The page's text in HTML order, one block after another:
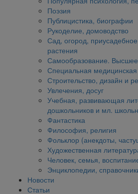
Поэзия
Публицистика, биографии
Рукоделие, домоводство
Сад, огород,
растения
Самообразование.
Специальная медицинская
Строительство, дизайн и
Увлечения, досуг
Учебная, развивающая
дошкольников и мл.
Фантастика
Философия, религия
Фольклор (анекдоты,
Художественная
Человек, семья,
Энциклопедии,
Новости
Статьи